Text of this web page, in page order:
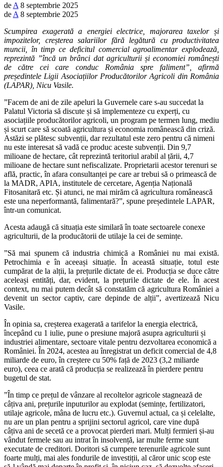
de A 8 septembrie 2025
de A 8 septembrie 2025
Scumpirea exagerată a energiei electrice, majorarea taxelor și
impozitelor, creșterea salariilor fără legătură cu productivitatea
muncii, în timp ce deficitul comercial agroalimentar explodează,
reprezintă ”încă un brânci dat agriculturii și economiei românești
de către cei care conduc România spre faliment”, afirmă
președintele Ligii Asociațiilor Producătorilor Agricoli din România
(LAPAR), Nicu Vasile.
”Facem de ani de zile apeluri la Guvernele care s-au succedat la
Palatul Victoria să discute și să implementeze cu experți, cu
asociațiile producătorilor agricoli, un program pe termen lung, mediu
și scurt care să scoată agricultura și economia românească din criză.
Astăzi se plătesc subvenții, dar rezultatul este zero pentru că nimeni
nu este interesat să vadă ce produc aceste subvenții. Din 9,7
milioane de hectare, cât reprezintă teritoriul arabil al țării, 4,7
milioane de hectare sunt nefiscalizate. Proprietarii acestor terenuri se
află, practic, în afara consultanței pe care ar trebui să o primească de
la MADR, APIA, institutele de cercetare, Agenția Națională
Fitosanitară etc. Și atunci, ne mai mirăm că agricultura românească
este una neperformantă, falimentară?”, spune președintele LAPAR,
într-un comunicat.
Acesta adaugă că situația este similară în toate sectoarele conexe
agriculturii, de la producătorii de utilaje la cei de semințe.
”Să mai spunem că industria chimică a României nu mai există.
Petrochimia e în aceeași situație. În această situație, totul este
cumpărat de la alții, la prețurile dictate de ei. Producția se duce către
aceleași entități, dar, evident, la prețurile dictate de ele. În acest
context, nu mai putem decât să constatăm că agricultura României a
devenit un sector captiv, care depinde de alții”, avertizează Nicu
Vasile.
În opinia sa, creșterea exagerată a tarifelor la energia electrică,
începând cu 1 iulie, pune o presiune majoră asupra agriculturii și
industriei alimentare, sectoare vitale pentru dezvoltarea economică a
României. În 2024, acestea au înregistrat un deficit comercial de 4,8
miliarde de euro, în creștere cu 50% față de 2023 (3,2 miliarde
euro), ceea ce arată că producția se realizează în pierdere pentru
bugetul de stat.
”În timp ce prețul de vânzare al recoltelor agricole stagnează de
câțiva ani, prețurile inputurilor au explodat (semințe, fertilizatori,
utilaje agricole, mâna de lucru etc.). Guvernul actual, ca și celelalte,
nu are un plan pentru a sprijini sectorul agricol, care vine după
câțiva ani de secetă ce a provocat pierderi mari. Mulți fermieri și-au
vândut fermele sau au intrat în insolvență, iar multe ferme sunt
executate de creditori. Doritori să cumpere terenurile agricole sunt
foarte mulți, mai ales fondurile de investiții, al căror unic scop este